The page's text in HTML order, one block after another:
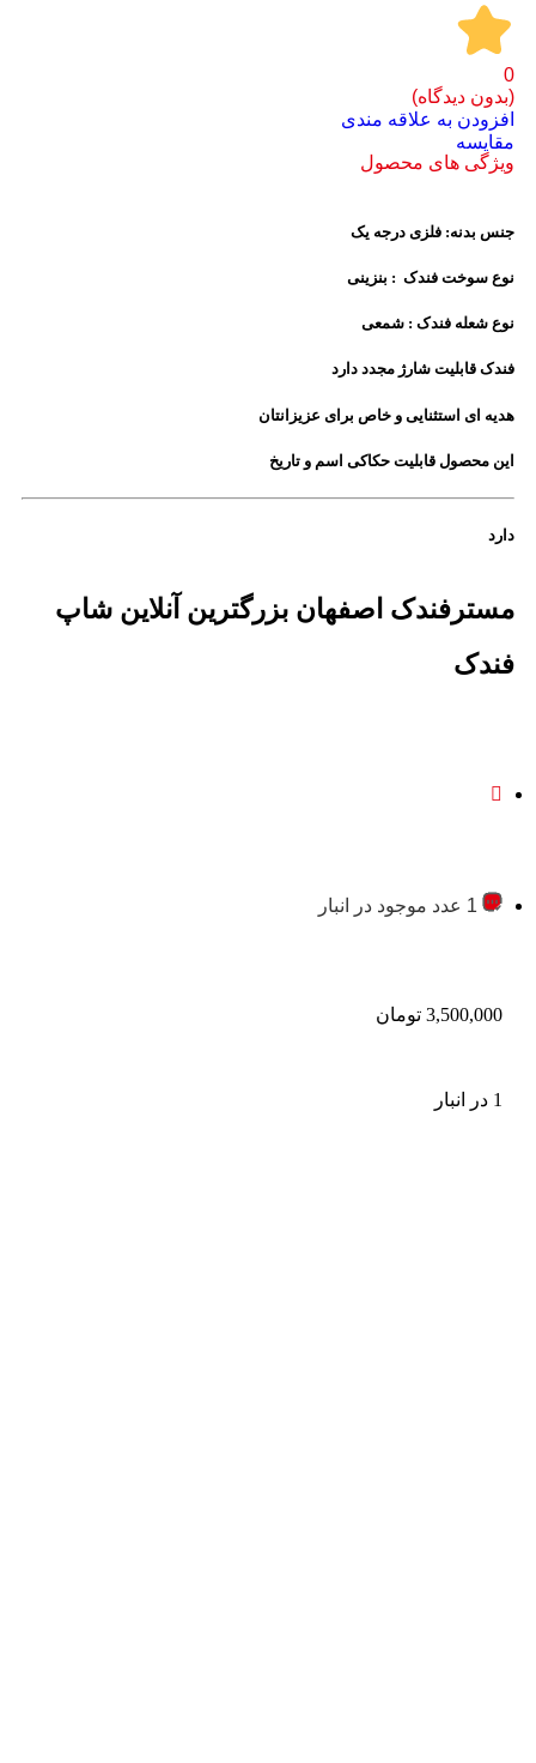
0
(بدون دیدگاه)
افزودن به علاقه مندی
مقايسه
ویژگی های محصول
جنس بدنه: فلزی درجه یک
نوع سوخت فندک : بنزینی
نوع شعله فندک : شمعی
فندک قابلیت شارژ مجدد دارد
هدیه ای استثنایی و خاص برای عزیزانتان
این محصول قابلیت حکاکی اسم و تاریخ
دارد
مسترفندک اصفهان بزرگترین آنلاین شاپ
فندک
1 عدد موجود در انبار
3,500,000 تومان
1 در انبار